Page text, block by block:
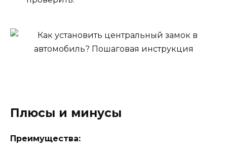
Плюсы и минусы
Преимущества: